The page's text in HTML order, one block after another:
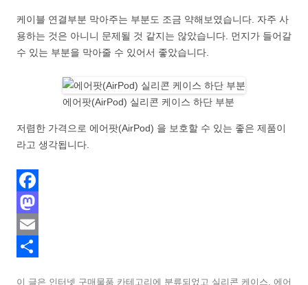
케이블 연결부분 막아주는 부분도 조금 약해보였습니다. 자주 사
용하는 것은 아니니 문제될 것 같지는 않았습니다. 먼지가 들어갈
수 있는 부분을 막아줄 수 있어서 좋았습니다.
에어팟(AirPod) 실리콘 케이스 하단 부분
저렴한 가격으로 에어팟(AirPod) 을 보호할 수 있는 좋은 제품이
라고 생각됩니다.
F
a
c
M
aE
이 글은 인터넷 구매물품 카테고리에 분류되었고 실리콘 케이스, 에어